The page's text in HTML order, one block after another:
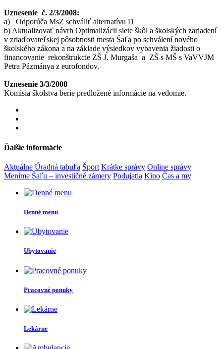
Uznesenie č. 2/3/2008:
a) Odporúča MsZ schváliť alternatívu D
b) Aktualizovať návrh Optimalizácii siete škôl a školských zariadení
v zriaďovateľskej pôsobnosti mesta Šaľa po schválení nového
školského zákona a na základe výsledkov vybavenia žiadosti o
financovanie rekonštrukcie ZŠ J. Murgaša a ZŠ s MŠ s VaVVJM
Petra Pázmánya z eurofondov.
Uznesenie 3/3/2008
Komisia školstva berie predložené informácie na vedomie.
Ďalšie informácie
Aktuálne Úradná tabuľa Šport Krátke správy Online správy
Meníme Šaľu – investičné zámery Podujatia Kino Čas a my
Denné menu
Ubytovanie
Pracovné ponuky
Lekárne